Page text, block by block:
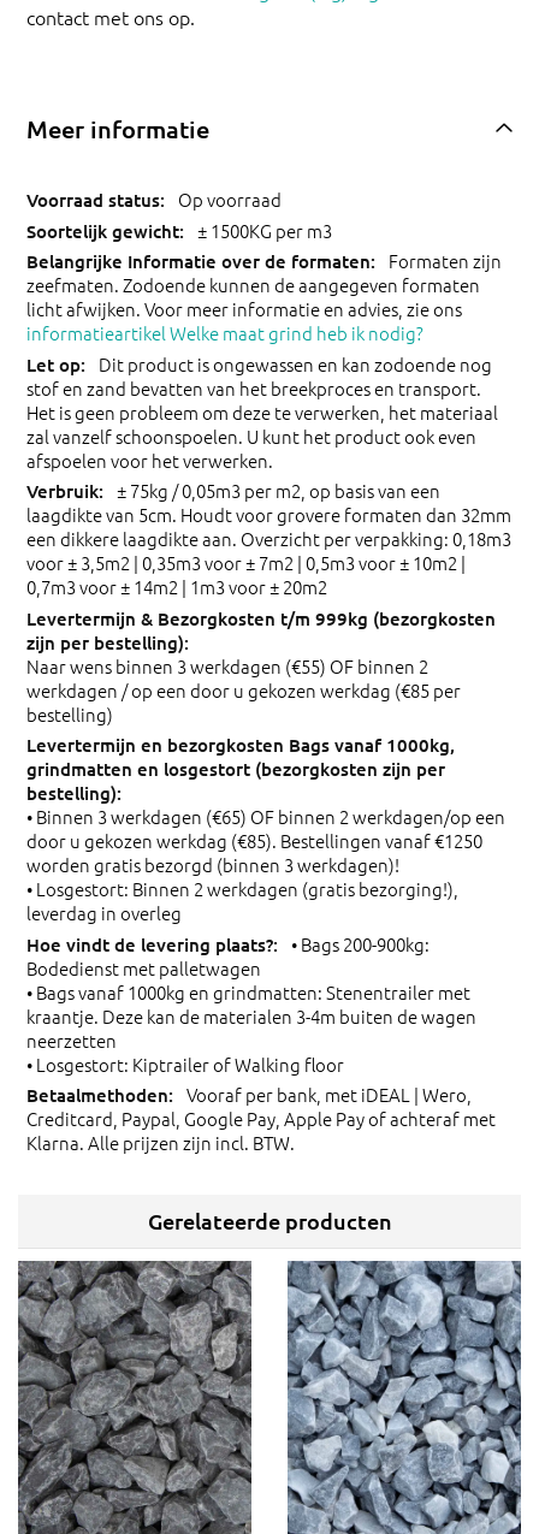
contact met ons op.
Meer informatie
Op voorraad
± 1500KG per m3
Formaten zijn
zeefmaten. Zodoende kunnen de aangegeven formaten
licht afwijken. Voor meer informatie en advies, zie ons
informatieartikel Welke maat grind heb ik nodig?
Dit product is ongewassen en kan zodoende nog
stof en zand bevatten van het breekproces en transport.
Het is geen probleem om deze te verwerken, het materiaal
zal vanzelf schoonspoelen. U kunt het product ook even
afspoelen voor het verwerken.
± 75kg / 0,05m3 per m2, op basis van een
laagdikte van 5cm. Houdt voor grovere formaten dan 32mm
een dikkere laagdikte aan. Overzicht per verpakking: 0,18m3
voor ± 3,5m2 | 0,35m3 voor ± 7m2 | 0,5m3 voor ± 10m2 |
0,7m3 voor ± 14m2 | 1m3 voor ± 20m2
Naar wens binnen 3 werkdagen (€55) OF binnen 2
werkdagen / op een door u gekozen werkdag (€85 per
bestelling)
• Binnen 3 werkdagen (€65) OF binnen 2 werkdagen/op een
door u gekozen werkdag (€85). Bestellingen vanaf €1250
worden gratis bezorgd (binnen 3 werkdagen)!
• Losgestort: Binnen 2 werkdagen (gratis bezorging!),
leverdag in overleg
• Bags 200-900kg:
Bodedienst met palletwagen
• Bags vanaf 1000kg en grindmatten: Stenentrailer met
kraantje. Deze kan de materialen 3-4m buiten de wagen
neerzetten
• Losgestort: Kiptrailer of Walking floor
Vooraf per bank, met iDEAL | Wero,
Creditcard, Paypal, Google Pay, Apple Pay of achteraf met
Klarna. Alle prijzen zijn incl. BTW.
Gerelateerde producten